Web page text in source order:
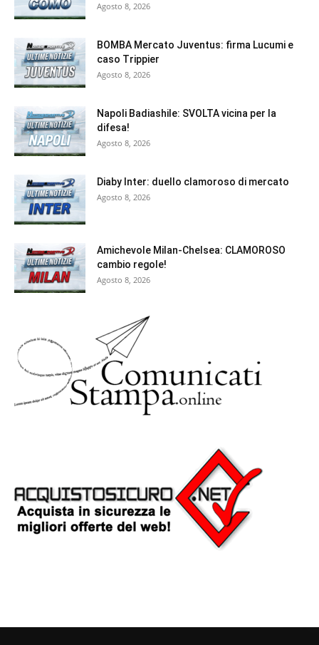
Agosto 8, 2026
BOMBA Mercato Juventus: firma Lucumi e
caso Trippier
Agosto 8, 2026
Napoli Badiashile: SVOLTA vicina per la
difesa!
Agosto 8, 2026
Diaby Inter: duello clamoroso di mercato
Agosto 8, 2026
Amichevole Milan-Chelsea: CLAMOROSO
cambio regole!
Agosto 8, 2026